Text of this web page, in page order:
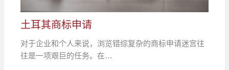
土耳其商标申请
对于企业和个人来说，浏览错综复杂的商标申请迷宫往
往是一项艰巨的任务。在…